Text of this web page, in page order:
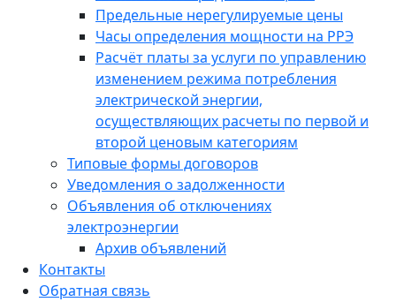
Предельные нерегулируемые цены
Часы определения мощности на РРЭ
Расчёт платы за услуги по управлению
изменением режима потребления
электрической энергии,
осуществляющих расчеты по первой и
второй ценовым категориям
Типовые формы договоров
Уведомления о задолженности
Объявления об отключениях
электроэнергии
Архив объявлений
Контакты
Обратная связь